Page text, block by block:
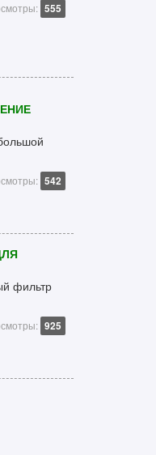
555
542
фильтр
925